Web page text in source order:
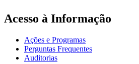
Acesso à Informação
Ações e Programas
Perguntas Frequentes
Auditorias